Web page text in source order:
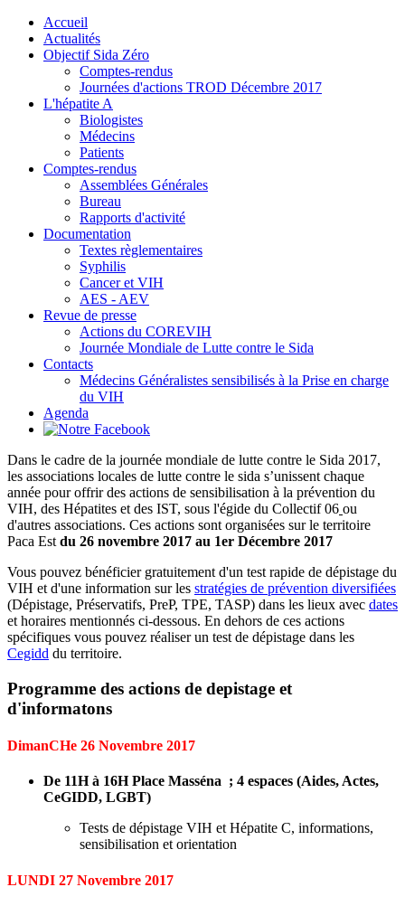
Accueil
Actualités
Objectif Sida Zéro
Comptes-rendus
Journées d'actions TROD Décembre 2017
L'hépatite A
Biologistes
Médecins
Patients
Comptes-rendus
Assemblées Générales
Bureau
Rapports d'activité
Documentation
Textes règlementaires
Syphilis
Cancer et VIH
AES - AEV
Revue de presse
Actions du COREVIH
Journée Mondiale de Lutte contre le Sida
Contacts
Médecins Généralistes sensibilisés à la Prise en charge
du VIH
Agenda
Dans le cadre de la journée mondiale de lutte contre le Sida 2017,
les associations locales de lutte contre le sida s’unissent chaque
année pour offrir des actions de sensibilisation à la prévention du
VIH, des Hépatites et des IST, sous l'égide du Collectif 06 ou
d'autres associations. Ces actions sont organisées sur le territoire
Paca Est du 26 novembre 2017 au 1er Décembre 2017
Vous pouvez bénéficier gratuitement d'un test rapide de dépistage du
VIH et d'une information surles stratégies de prévention diversifiées
(Dépistage, Préservatifs, PreP, TPE, TASP) dans les lieux avec dates
et horaires mentionnés ci-dessous. En dehors de ces actions
spécifiques vous pouvez réaliser un test de dépistage dans les
Cegidd du territoire.
Programme des actions de depistage et
d'informatons
DimanCHe 26 Novembre 2017
De 11H à 16HPlace Masséna ; 4 espaces (Aides, Actes,
CeGIDD, LGBT)
Tests de dépistage VIH et Hépatite C, informations,
sensibilisation et orientation
LUNDI 27 Novembre 2017
précédente
précédent
suivante
suivant